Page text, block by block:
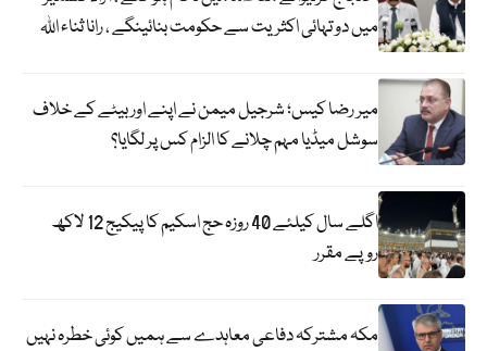
میں دو تہائی اکثریت سے حکومت بنائینگے ، رانا ثناء اللہ
میر رضا کیس؛ شرجیل میمن نے اپنے اور بیٹے کے خلاف
سوشل میڈیا مہم چلانے کا الزام کس پر لگایا؟
اگلے سال کیلئے 40 روزہ حج اسکیم کا پیکیج 12 لاکھ
روپے مقرر
مکہ مشترکہ دفاعی معاہدے سے ہمیں کوئی خطرہ نہیں